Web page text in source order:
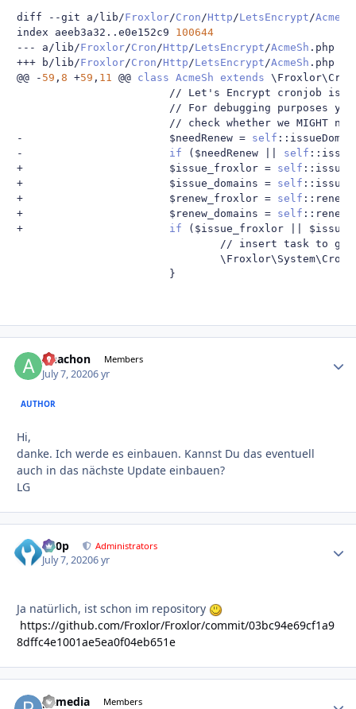
diff --git a/ lib/Froxlor/Cron/Http/LetsEncrypt/AcmeSh
index aeeb3a32 .. e0e152c9 100644
---
a/ lib/Froxlor/Cron/Http/LetsEncrypt/AcmeSh .
+++ b/ lib/Froxlor/Cron/Http/LetsEncrypt/AcmeSh .
@@
- 59 , 8 +59 , 11 @@ class AcmeSh extends
// Let's Encrypt cronjob is
// For debugging purposes
// check whether we MIGHT
-
                       $needRenew
= self ::
-
if ( $needRenew self ::
+
                       $issue_froxlor
= self ::
+
                       $issue_domains
= self ::
+
                       $renew_froxlor
= self ::
+
                       $renew_domains
= self ::
+
if ( $issue_froxlor
// insert task to
}
Anachon Members
July 7, 20206 yr
AUTHOR
Hi,
danke. Ich werde es einbauen. Kannst Du das eventuell
auch in das nächste Update einbauen?
LG
d00p Administrators
July 7, 20206 yr
Ja natürlich, ist schon im repository
https://github.com/Froxlor/Froxlor/commit/03bc94e69cf1a9
8dffc4e1001ae5ea0f04eb651e
pxmedia Members